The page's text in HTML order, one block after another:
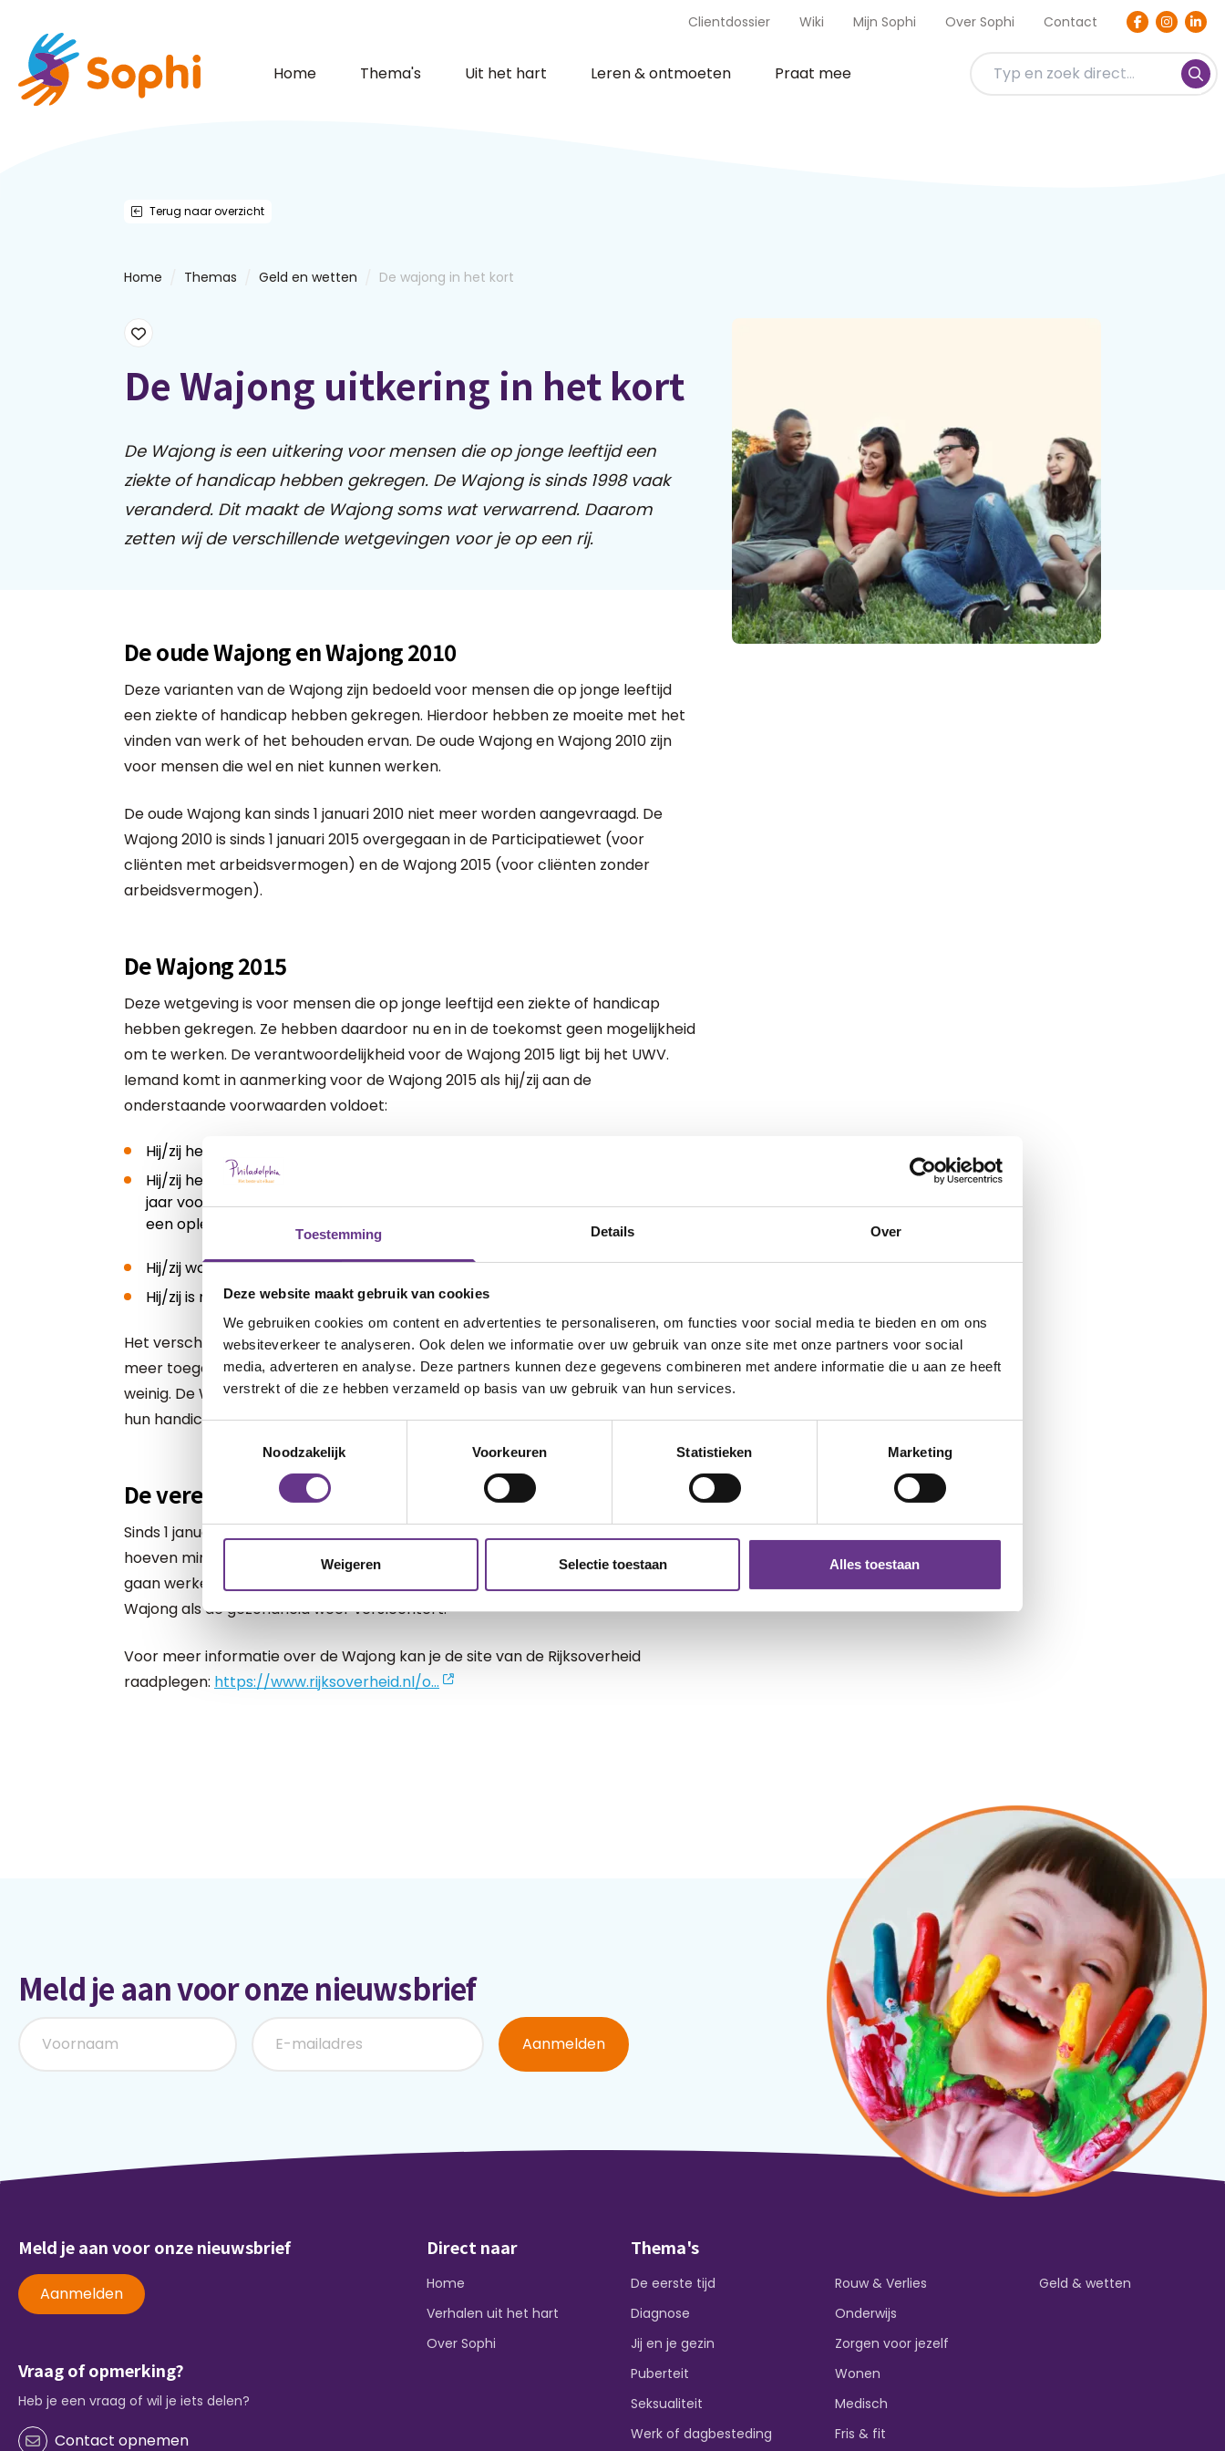
Toestemming Details Over
Deze website maakt gebruik van cookies
We gebruiken cookies om content en advertenties te personaliseren, om functies voor social media te bieden en om ons
websiteverkeer te analyseren. Ook delen we informatie over uw gebruik van onze site met onze partners voor social
media, adverteren en analyse. Deze partners kunnen deze gegevens combineren met andere informatie die u aan ze heeft
verstrekt of die ze hebben verzameld op basis van uw gebruik van hun services.
Noodzakelijk
Voorkeuren Statistieken Marketing
Weigeren Selectie toestaan Alles toestaan
Clientdossier Wiki Mijn Sophi Over Sophi Contact
Home Thema's Uit het hart Leren & ontmoeten Praat mee
Terug naar overzicht
Home Themas Geld en wetten De wajong in het kort
De Wajong uitkering in het kort
De Wajong is een uitkering voor mensen die op jonge leeftijd een
ziekte of handicap hebben gekregen. De Wajong is sinds 1998 vaak
veranderd. Dit maakt de Wajong soms wat verwarrend. Daarom
zetten wij de verschillende wetgevingen voor je op een rij.
De oude Wajong en Wajong 2010
Deze varianten van de Wajong zijn bedoeld voor mensen die op jonge leeftijd
een ziekte of handicap hebben gekregen. Hierdoor hebben ze moeite met het
vinden van werk of het behouden ervan. De oude Wajong en Wajong 2010 zijn
voor mensen die wel en niet kunnen werken.
De oude Wajong kan sinds 1 januari 2010 niet meer worden aangevraagd. De
Wajong 2010 is sinds 1 januari 2015 overgegaan in de Participatiewet (voor
cliënten met arbeidsvermogen) en de Wajong 2015 (voor cliënten zonder
arbeidsvermogen).
De Wajong 2015
Deze wetgeving is voor mensen die op jonge leeftijd een ziekte of handicap
hebben gekregen. Ze hebben daardoor nu en in de toekomst geen mogelijkheid
om te werken. De verantwoordelijkheid voor de Wajong 2015 ligt bij het UWV.
Iemand komt in aanmerking voor de Wajong 2015 als hij/zij aan de
onderstaande voorwaarden voldoet:
Hij/zij heeft de 18e verjaardag een langdurige ziekte of handicap;
Hij/zij heeft na de 18e levensjaar een langdurige ziekte of handicap. In het
jaar voordat hij/zij de ziekte of handicap kreeg, werd er minimaal 6 maanden
een opleiding gevolgd;
Hij/zij woont in Nederland;
Hij/zij is minimaal 18 jaar.
Het verschil met de oude Wajong en Wajong 2010 is dat de Wajong 2015niet
meer toegankelijk is voor mensen die nog wel kunnen werken, ook al is dat heel
weinig. De Wajong 2015 is alleen voor mensen die arbeidsongeschikt zijn door
hun handicap of ziekte.
De vereenvoudiging Wajong
Sinds 1 januari 2021 is de Wajong vereenvoudigd. Mensen met een Wajong
hoeven minder bang te zijn om hun uitkering kwijt te raken. Bijvoorbeeld als ze
gaan werken of als hun baan stopt. Er kan altijd worden teruggevallen op de
Wajong als de gezondheid weer verslechtert.
Voor meer informatie over de Wajong kan je de site van de Rijksoverheid
raadplegen: https://www.rijksoverheid.nl/o...
Meld je aan voor onze nieuwsbrief
Aanmelden
Meld je aan voor onze nieuwsbrief
Aanmelden
Vraag of opmerking?
Heb je een vraag of wil je iets delen?
Contact opnemen
Direct naar
Home
Verhalen uit het hart
Over Sophi
Thema's
De eerste tijd
Diagnose
Jij en je gezin
Puberteit
Seksualiteit
Werk of dagbesteding
Rouw & Verlies
Onderwijs
Zorgen voor jezelf
Wonen
Medisch
Fris & fit
Geld & wetten